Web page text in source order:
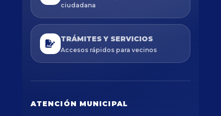
ciudadana
TRÁMITES Y SERVICIOS
Accesos rápidos para vecinos
ATENCIÓN MUNICIPAL